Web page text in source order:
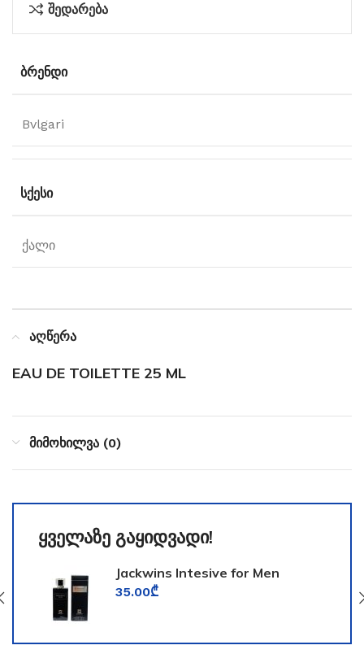
შედარება
ᲑᲠᲔᲜᲓᲘ
Bvlgari
ᲡᲥᲔᲡᲘ
ქალი
აღწერა
EAU DE TOILETTE 25 ML
მიმოხილვა (0)
ყველაზე გაყიდვადი!
Jackwins Intesive for Men
35.00₾